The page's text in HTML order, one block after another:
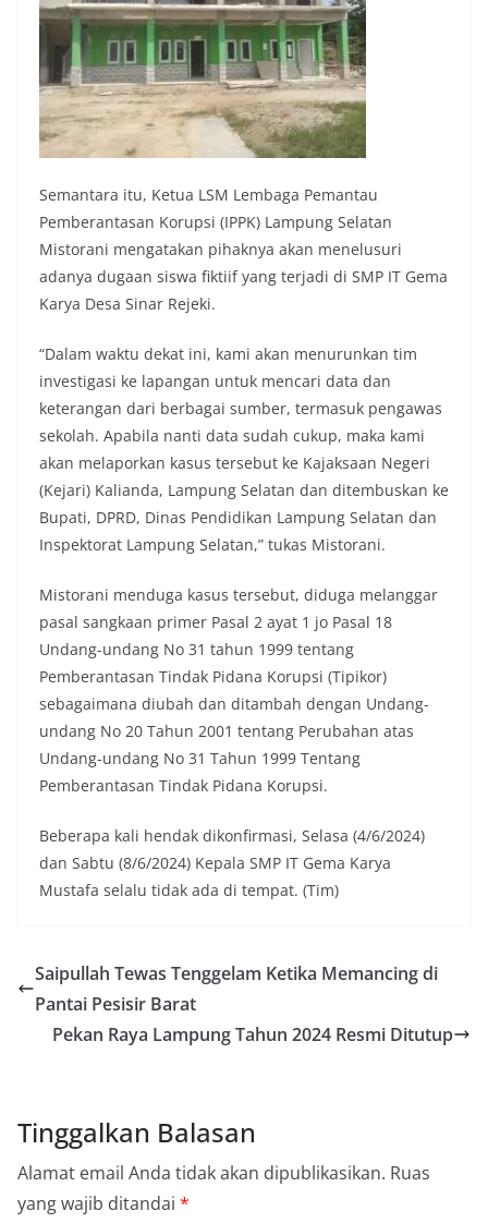
Semantara itu, Ketua LSM Lembaga Pemantau
Pemberantasan Korupsi (IPPK) Lampung Selatan
Mistorani mengatakan pihaknya akan menelusuri
adanya dugaan siswa fiktiif yang terjadi di SMP IT Gema
Karya Desa Sinar Rejeki.
“Dalam waktu dekat ini, kami akan menurunkan tim
investigasi ke lapangan untuk mencari data dan
keterangan dari berbagai sumber, termasuk pengawas
sekolah. Apabila nanti data sudah cukup, maka kami
akan melaporkan kasus tersebut ke Kajaksaan Negeri
(Kejari) Kalianda, Lampung Selatan dan ditembuskan ke
Bupati, DPRD, Dinas Pendidikan Lampung Selatan dan
Inspektorat Lampung Selatan,” tukas Mistorani.
Mistorani menduga kasus tersebut, diduga melanggar
pasal sangkaan primer Pasal 2 ayat 1 jo Pasal 18
Undang-undang No 31 tahun 1999 tentang
Pemberantasan Tindak Pidana Korupsi (Tipikor)
sebagaimana diubah dan ditambah dengan Undang-
undang No 20 Tahun 2001 tentang Perubahan atas
Undang-undang No 31 Tahun 1999 Tentang
Pemberantasan Tindak Pidana Korupsi.
Beberapa kali hendak dikonfirmasi, Selasa (4/6/2024)
dan Sabtu (8/6/2024) Kepala SMP IT Gema Karya
Mustafa selalu tidak ada di tempat. (Tim)
Saipullah Tewas Tenggelam Ketika Memancing di
Pantai Pesisir Barat
Pekan Raya Lampung Tahun 2024 Resmi Ditutup
Tinggalkan Balasan
Alamat email Anda tidak akan dipublikasikan. Ruas
yang wajib ditandai *